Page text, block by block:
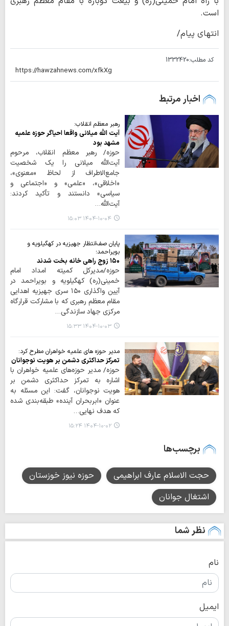
است.
انتهای پیام/
کد مطلب:1332420
اخبار مرتبط
رهبر معظم انقلاب:
آیت الله میلانی واقعا احیاگر حوزه علمیه
مشهد بود
حوزه/ رهبر معظم انقلاب، مرحوم
آیت‌الله میلانی را یک شخصیت
جامع‌الاطراف از لحاظ «معنوی»،
«اخلاقی»، «علمی» و «اجتماعی و
سیاسی» دانستند و تأکید کردند:
آیت‌الله…
۱۴۰۴-۱۰-۰۴ ۱۵:۰۳
پایان صف‌انتظار جهیزیه در کهگیلویه و
بویراحمد؛
۱۵۰ زوج راهی خانه بخت شدند
حوزه/مدیرکل کمیته امداد امام
خمینی(ره) کهگیلویه و بویراحمد در
آیین واگذاری ۱۵۰ سری جهیزیه اهدایی
مقام معظم رهبری که با مشارکت قرارگاه
مرکزی جهاد سازندگی…
۱۴۰۴-۱۰-۰۳ ۱۵:۳۳
مدیر حوزه های علمیه خواهران مطرح کرد:
تمرکز حداکثری دشمن بر هویت نوجوانان
حوزه/ مدیر حوزه‌های علمیه خواهران با
اشاره به تمرکز حداکثری دشمن بر
هویت نوجوانان، گفت: این مسئله به
عنوان «ابربحران آینده» طبقه‌بندی شده
که هدف نهایی…
۱۴۰۴-۱۰-۰۲ ۱۵:۲۴
برچسب‌ها
حجت الاسلام عارف ابراهیمی
حوزه نیوز خوزستان
اشتغال جوانان
نظر شما
نام
ایمیل